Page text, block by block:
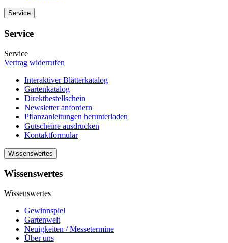
Service
Service
Service
Vertrag widerrufen
Interaktiver Blätterkatalog
Gartenkatalog
Direktbestellschein
Newsletter anfordern
Pflanzanleitungen herunterladen
Gutscheine ausdrucken
Kontaktformular
Wissenswertes
Wissenswertes
Wissenswertes
Gewinnspiel
Gartenwelt
Neuigkeiten / Messetermine
Über uns